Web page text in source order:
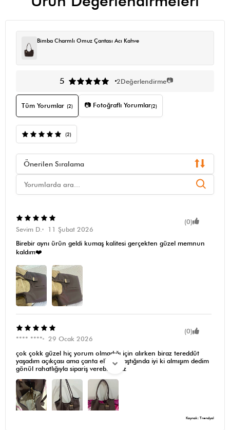
Bimba Charmlı Omuz Çantası Acı Kahve
5 2Değerlendirme📷
Tüm Yorumlar (2) 📷 Fotoğraflı Yorumlar(2)
(2)
Önerilen Sıralama
(0)
Sevim D.
11 Şubat 2026
Birebir aynı ürün geldi kumaş kalitesi gerçekten güzel memnun
kaldım❤️
(0)
**** ****
29 Ocak 2026
çok çokk güzel hiç yorum olmadığı için alırken biraz tereddüt
yaşadım açıkçası ama çanta elime ulaştığında iyi ki almışım dedim
gönül rahatlığıyla sipariş verebilirsiniz
Kaynak: Trendyol